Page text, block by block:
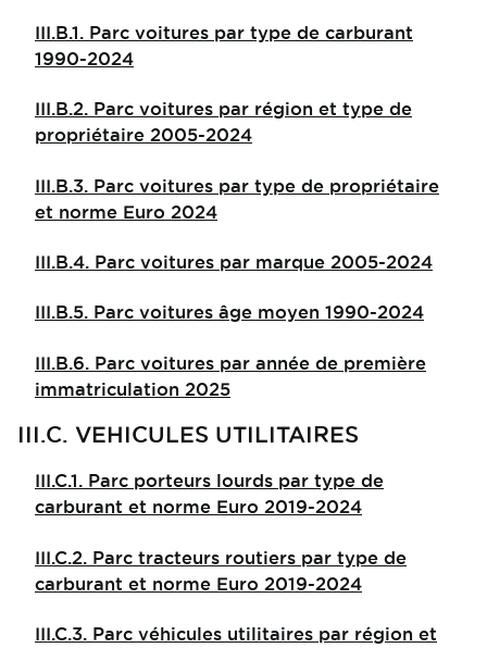
III.B.1. Parc voitures par type de carburant
1990-2024
III.B.2. Parc voitures par région et type de
propriétaire 2005-2024
III.B.3. Parc voitures par type de propriétaire
et norme Euro 2024
III.B.4. Parc voitures par marque 2005-2024
III.B.5. Parc voitures âge moyen 1990-2024
III.B.6. Parc voitures par année de première
immatriculation 2025
III.C. VEHICULES UTILITAIRES
III.C.1. Parc porteurs lourds par type de
carburant et norme Euro 2019-2024
III.C.2. Parc tracteurs routiers par type de
carburant et norme Euro 2019-2024
III.C.3. Parc véhicules utilitaires par région et